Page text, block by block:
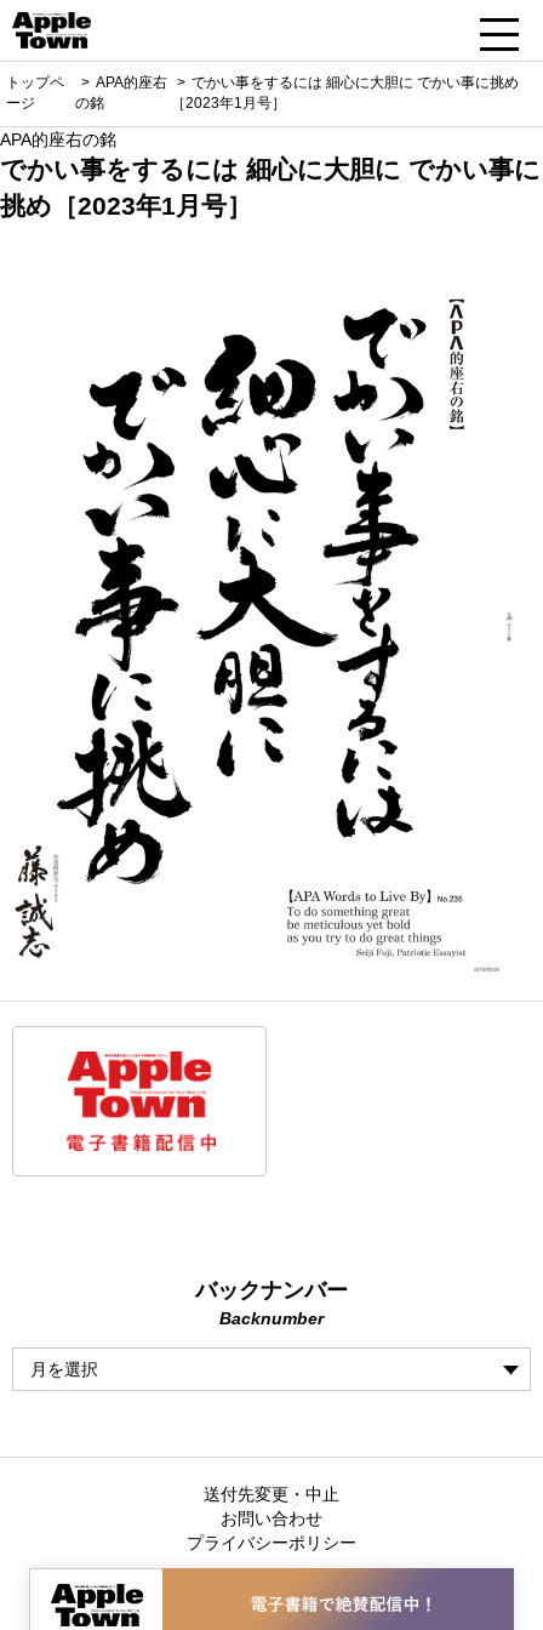
トップペ
ージ
APA的座右
の銘
でかい事をするには 細心に大胆に でかい事に挑め
［2023年1月号］
APA的座右の銘
でかい事をするには 細心に大胆に でかい事に
挑め［2023年1月号］
バックナンバー
Backnumber
送付先変更・中止
お問い合わせ
プライバシーポリシー